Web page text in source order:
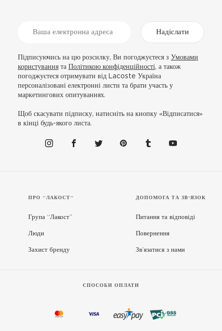
Надіслати
Підписуючись на цю розсилку, Ви погоджуєтеся з Умовами
користуваннята Політикою конфіденційності, а також
погоджуєтеся отримувати від Lacoste Україна
персоналізовані електронні листи та брати участь у
маркетингових опитуваннях.
Щоб скасувати підписку, натисніть на кнопку «Відписатися»
в кінці будь-якого листа.
ПРО “ЛАКОСТ”
Група “Лакост”
Люди
Захист бренду
ДОПОМОГА ТА ЗВ'ЯЗОК
Питання та відповіді
Повернення
Зв’язатися з нами
СПОСОБИ ОПЛАТИ